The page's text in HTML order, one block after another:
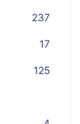
237
17
125